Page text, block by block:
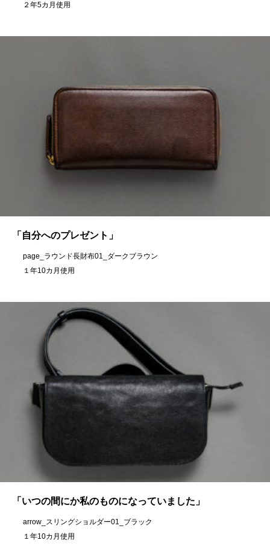
２年5カ月使用
「自分へのプレゼント」
page_ラウンド長財布01_ダークブラウン
１年10カ月使用
「いつの間にか私のものになっていました」
arrow_スリングショルダー01_ブラック
１年10カ月使用